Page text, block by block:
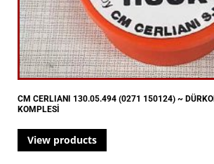
CM CERLIANI 130.05.494 (0271 150124) ~
KOMPLESİ
View products